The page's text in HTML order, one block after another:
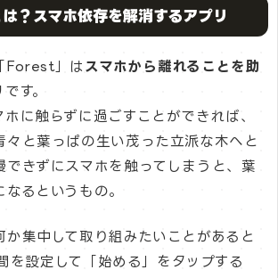
？スマホ依存を解消するアプリ
Forest」は スマホから離れることを助
です。
に触らずに過ごすことができれば、
々と葉っぱの生い茂った立派な木へと
できずにスマホを触ってしまうと、葉
るというもの。
か集中して取り組みたいことがあると
を設定して「始める」をタップする